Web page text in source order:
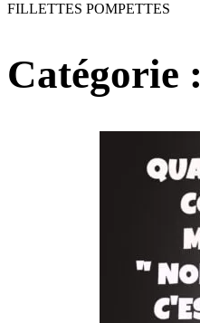
FILLETTES POMPETTES
Catégorie :